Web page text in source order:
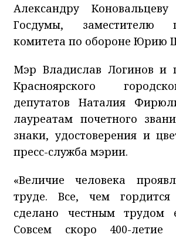
Александру
Госдумы, заместителю
комитета по обороне Юрию
Мэр Владислав Логинов и
Красноярского
депутатов Наталия
лауреатам почетного
знаки, удостоверения и
пресс-служба мэрии.
«Величие человека
труде. Все, чем
сделано честным трудом
Совсем скоро 400-летие